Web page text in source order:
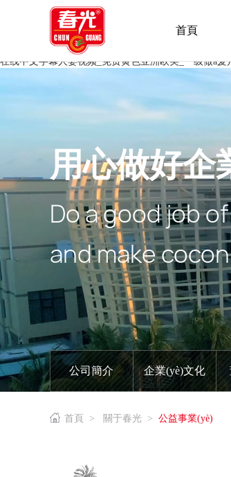
在线中文字幕人妻视频_免费黄色亚洲欧美_一级做a
首頁
用心做好企
Do a good job
and make
公司簡介 企業(yè)文化
首頁 > 關于春光 > 公益事業(yè)